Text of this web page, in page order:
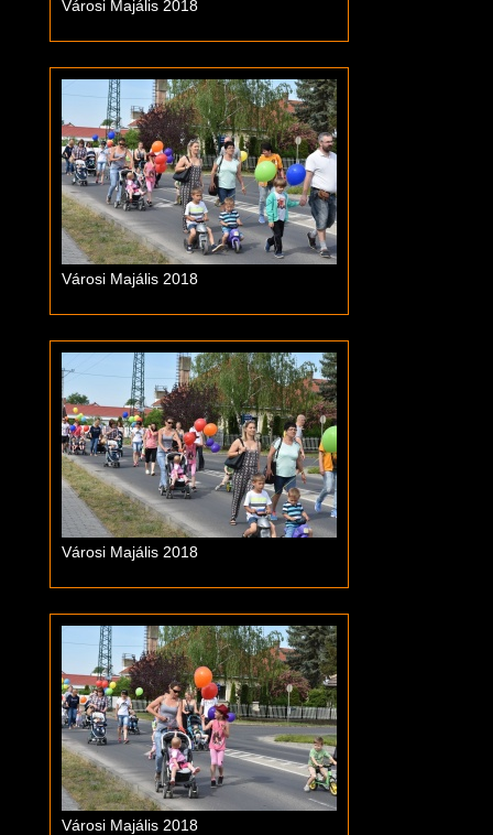
Városi Majális 2018
Városi Majális 2018
Városi Majális 2018
Városi Majális 2018